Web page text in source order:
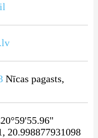
Nīcas pagasts,
20.998877931098